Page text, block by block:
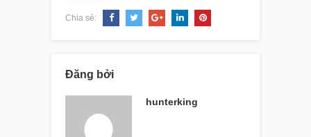
Chia sẻ:
Đăng bởi
hunterking